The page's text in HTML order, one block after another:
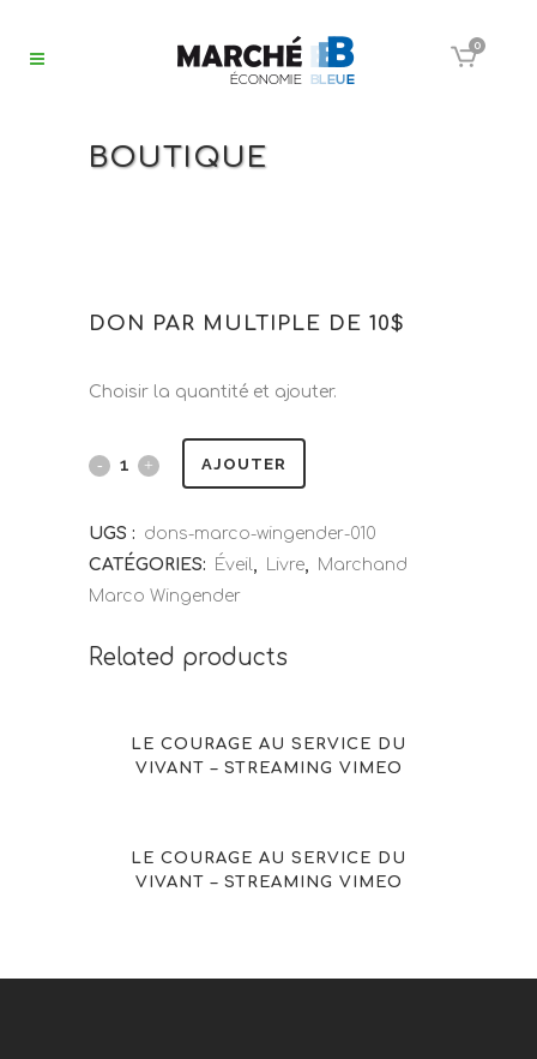
0
BOUTIQUE
DON PAR MULTIPLE DE 10$
Choisir la quantité et ajouter.
AJOUTER
UGS : dons-marco-wingender-010
CATÉGORIES:
Éveil, Livre, Marchand
Marco Wingender
Related products
LE COURAGE AU SERVICE DU
VIVANT – STREAMING VIMEO
LE COURAGE AU SERVICE DU
VIVANT – STREAMING VIMEO